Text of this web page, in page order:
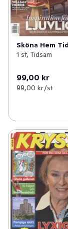
Sköna Hem
1 st, Tidsam
99,00 kr
99,00 kr /st